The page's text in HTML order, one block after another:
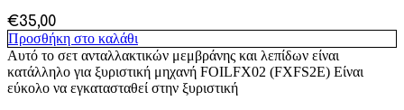
€35,00
Προσθήκη στο καλάθι
Αυτό το σετ ανταλλακτικών μεμβράνης και λεπίδων είναι
κατάλληλο για ξυριστική μηχανή FOILFX02 (FXFS2E) Είναι
εύκολο να εγκατασταθεί στην ξυριστική